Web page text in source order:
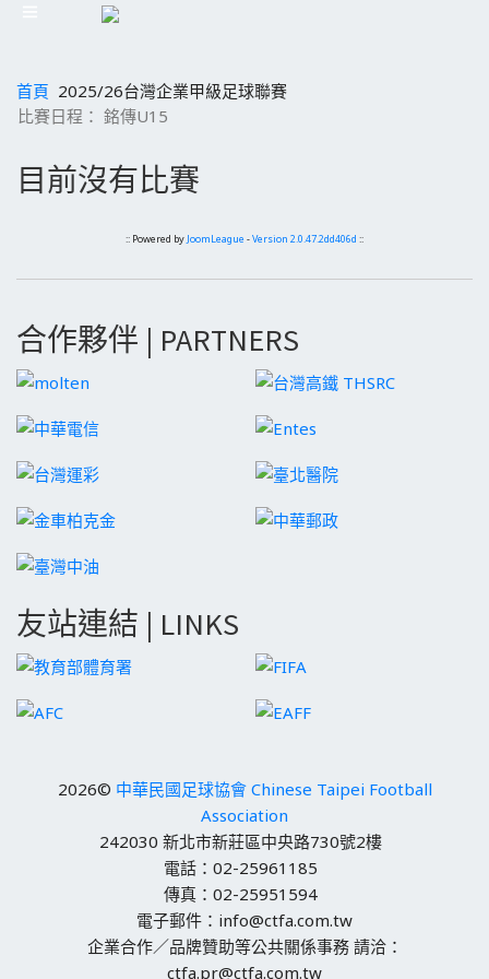
首頁 2025/26台灣企業甲級足球聯賽
比賽日程： 銘傳U15
目前沒有比賽
:: Powered by JoomLeague -Version 2.0.47.2dd406d ::
合作夥伴 | PARTNERS
友站連結 | LINKS
2026© 中華民國足球協會 Chinese Taipei Football
Association
242030 新北市新莊區中央路730號2樓
電話：02-25961185
傳真：02-25951594
電子郵件：info@ctfa.com.tw
企業合作／品牌贊助等公共關係事務 請洽：
ctfa.pr@ctfa.com.tw